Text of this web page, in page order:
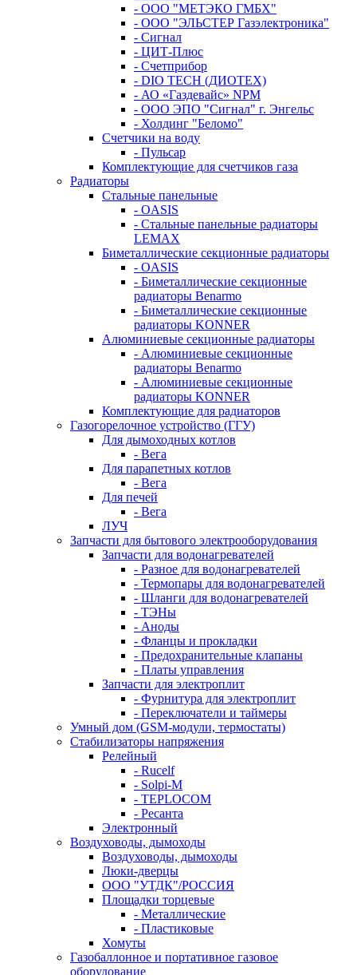
- ООО "МЕТЭКО ГМБХ"
- ООО "ЭЛЬСТЕР Газэлектроника"
- Сигнал
- ЦИТ-Плюс
- Счетприбор
- DIO TECH (ДИОТЕХ)
- АО «Газдевайс» NPM
- ООО ЭПО "Сигнал" г. Энгельс
- Холдинг "Беломо"
Счетчики на воду
- Пульсар
Комплектующие для счетчиков газа
Радиаторы
Стальные панельные
- OASIS
- Стальные панельные радиаторы
LEMAX
Биметаллические секционные радиаторы
- OASIS
- Биметаллические секционные
радиаторы Benarmo
- Биметаллические секционные
радиаторы KONNER
Алюминиевые секционные радиаторы
- Алюминиевые секционные
радиаторы Benarmo
- Алюминиевые секционные
радиаторы KONNER
Комплектующие для радиаторов
Газогорелочное устройство (ГГУ)
Для дымоходных котлов
- Вега
Для парапетных котлов
- Вега
Для печей
- Вега
ЛУЧ
Запчасти для бытового электрооборудования
Запчасти для водонагревателей
- Разное для водонагревателей
- Термопары для водонагревателей
- Шланги для водонагревателей
- ТЭНы
- Аноды
- Фланцы и прокладки
- Предохранительные клапаны
- Платы управления
Запчасти для электроплит
- Фурнитура для электроплит
- Переключатели и таймеры
Умный дом (GSM-модули, термостаты)
Cтабилизаторы напряжения
Релейный
- Rucelf
- Solpi-M
- TEPLOCOM
- Ресанта
Электронный
Воздуховоды, дымоходы
Воздуховоды, дымоходы
Люки-дверцы
ООО "УТДК"/РОССИЯ
Площадки торцевые
- Металлические
- Пластиковые
Хомуты
Газобаллонное и портативное газовое
оборудование